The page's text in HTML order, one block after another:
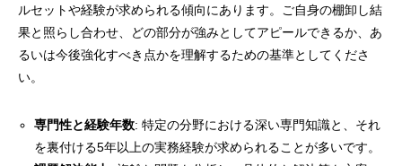
ルセットや経験が求められる傾向にあります。ご自身の棚卸し結
果と照らし合わせ、どの部分が強みとしてアピールできるか、あ
るいは今後強化すべき点かを理解するための基準としてくださ
い。
専門性と経験年数: 特定の分野における深い専門知識と、それ
を裏付ける5年以上の実務経験が求められることが多いです。